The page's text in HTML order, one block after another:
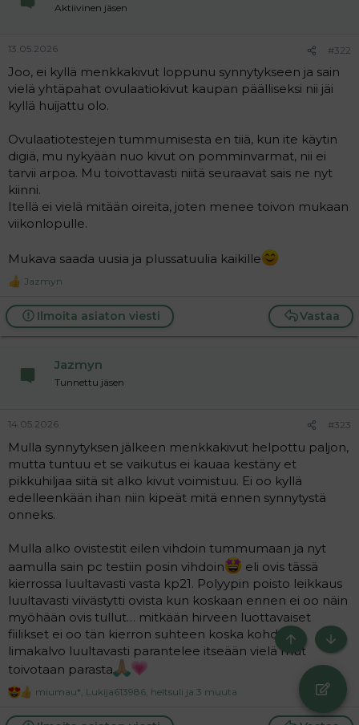
Aktiivinen jäsen
13.05.2026 #322
Joo, ei kyllä menkkakivut loppunu synnytykseen ja sain
vielä yhtäpahat ovulaatiokivut kaupan päälliseksi nii jäi
kyllä huijattu olo.
Ovulaatiotestejen tummumisesta en tiiä, kun ite käytin
digiä, mu nykyään nuo kivut on pomminvarmat, nii ei
tarvii arpoa. Mu toivottavasti niitä seuraavat sais ne nyt
kiinni.
Itellä ei vielä mitään oireita, joten menee toivon mukaan
viikonlopulle.
Mukava saada uusia ja plussatuulia kaikille
R
a
c
t
Jazmyn
Vastaa
Ilmoita asiaton viesti
Jazmyn
Tunnettu jäsen
14.05.2026 #323
Mulla synnytyksen jälkeen menkkakivut helpottu paljon,
mutta tuntuu et se vaikutus ei kauaa kestäny et
pikkuhiljaa siitä sit alko kivut voimistuu. Ei oo kyllä
edelleenkään ihan niin kipeät mitä ennen synnytystä
onneks.
Mulla alko ovistestit eilen vihdoin tummumaan ja nyt
aamulla sain pc testiin posin vihdoin
eli ovis tässä
kierrossa luultavasti vasta kp21. Polyypin poisto leikkaus
luultavasti viivästytti ovista kun koskaan ennen ei oo näin
myöhään ovis tullut… mitkään hirveen luottavaiset
fiilikset ei oo tän kierron suhteen koska kohdun
limakalvo luultavasti parantelee itseään vielä mut
toivotaan parasta
R
a
miumau* Lukija613986 heltsuli ja 3 muuta
Ylös